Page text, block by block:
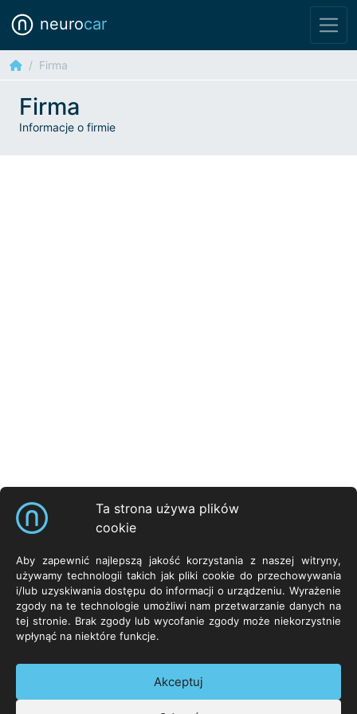
Ta strona używa plików
cookie
Aby zapewnić najlepszą jakość korzystania z naszej witryny,
używamy technologii takich jak pliki cookie do przechowywania
i/lub uzyskiwania dostępu do informacji o urządzeniu. Wyrażenie
zgody na te technologie umożliwi nam przetwarzanie danych na
tej stronie. Brak zgody lub wycofanie zgody może niekorzystnie
wpłynąć na niektóre funkcje.
Akceptuj
neurocar
Firma
Firma
Informacje o firmie
Skróty
NeuroCar Sp. z o.o.
ul. Życzliwa 8
53-030 Wrocław
POLSKA
Produkty
Systemy
Sprzęt
Oprogramowanie
Zasoby
Neurosoft.pl